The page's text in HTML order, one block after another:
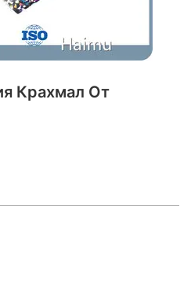
Крахмал От